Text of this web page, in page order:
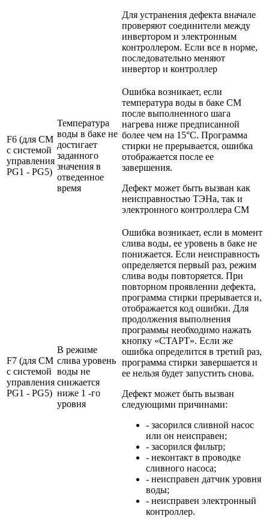
Для устранения дефекта вначале
проверяют соединители между
инвертором и электронным
контроллером. Если все в норме,
последовательно меняют
инвертор и контроллер
F6 (для СМ
с системой
управления
PG1 - PG5)
Температура
воды в баке не
достигает
заданного
значения в
отведенное
время
Ошибка возникает, если
температура воды в баке СМ
после выполненного шага
нагрева ниже предписанной
более чем на 15°С. Программа
стирки не прерывается, ошибка
отображается после ее
завершения.
Дефект может быть вызван как
неисправностью ТЭНа, так и
электронного контроллера СМ
F7 (для СМ
с системой
управления
PG1 - PG5)
В режиме
слива уровень
воды не
снижается
ниже 1 -го
уровня
Ошибка возникает, если в момент
слива воды, ее уровень в баке не
понижается. Если неисправность
определяется первый раз, режим
слива воды повторяется. При
повторном проявлении дефекта,
программа стирки прерывается и,
отображается код ошибки. Для
продолжения выполнения
программы необходимо нажать
кнопку «СТАРТ». Если же
ошибка определится в третий раз,
программа стирки завершается и
ее нельзя будет запустить снова.
Дефект может быть вызван
следующими причинами:
- засорился сливной насос
или он неисправен;
- засорился фильтр;
- неконтакт в проводке
сливного насоса;
- неисправен датчик уровня
воды;
- неисправен электронный
контроллер.